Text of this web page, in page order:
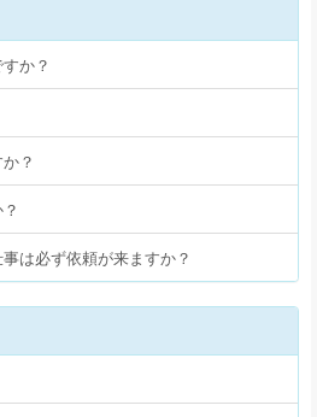
か？
？
は必ず依頼が来ますか？